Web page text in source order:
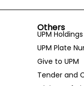
Others
UPM Holdings
UPM Plate
Give to UPM
Tender and